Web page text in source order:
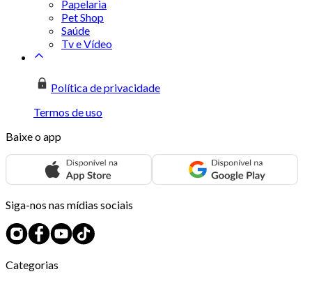
Papelaria
Pet Shop
Saúde
Tv e Vídeo
Política de privacidade
Termos de uso
Baixe o app
Siga-nos nas mídias sociais
Categorias